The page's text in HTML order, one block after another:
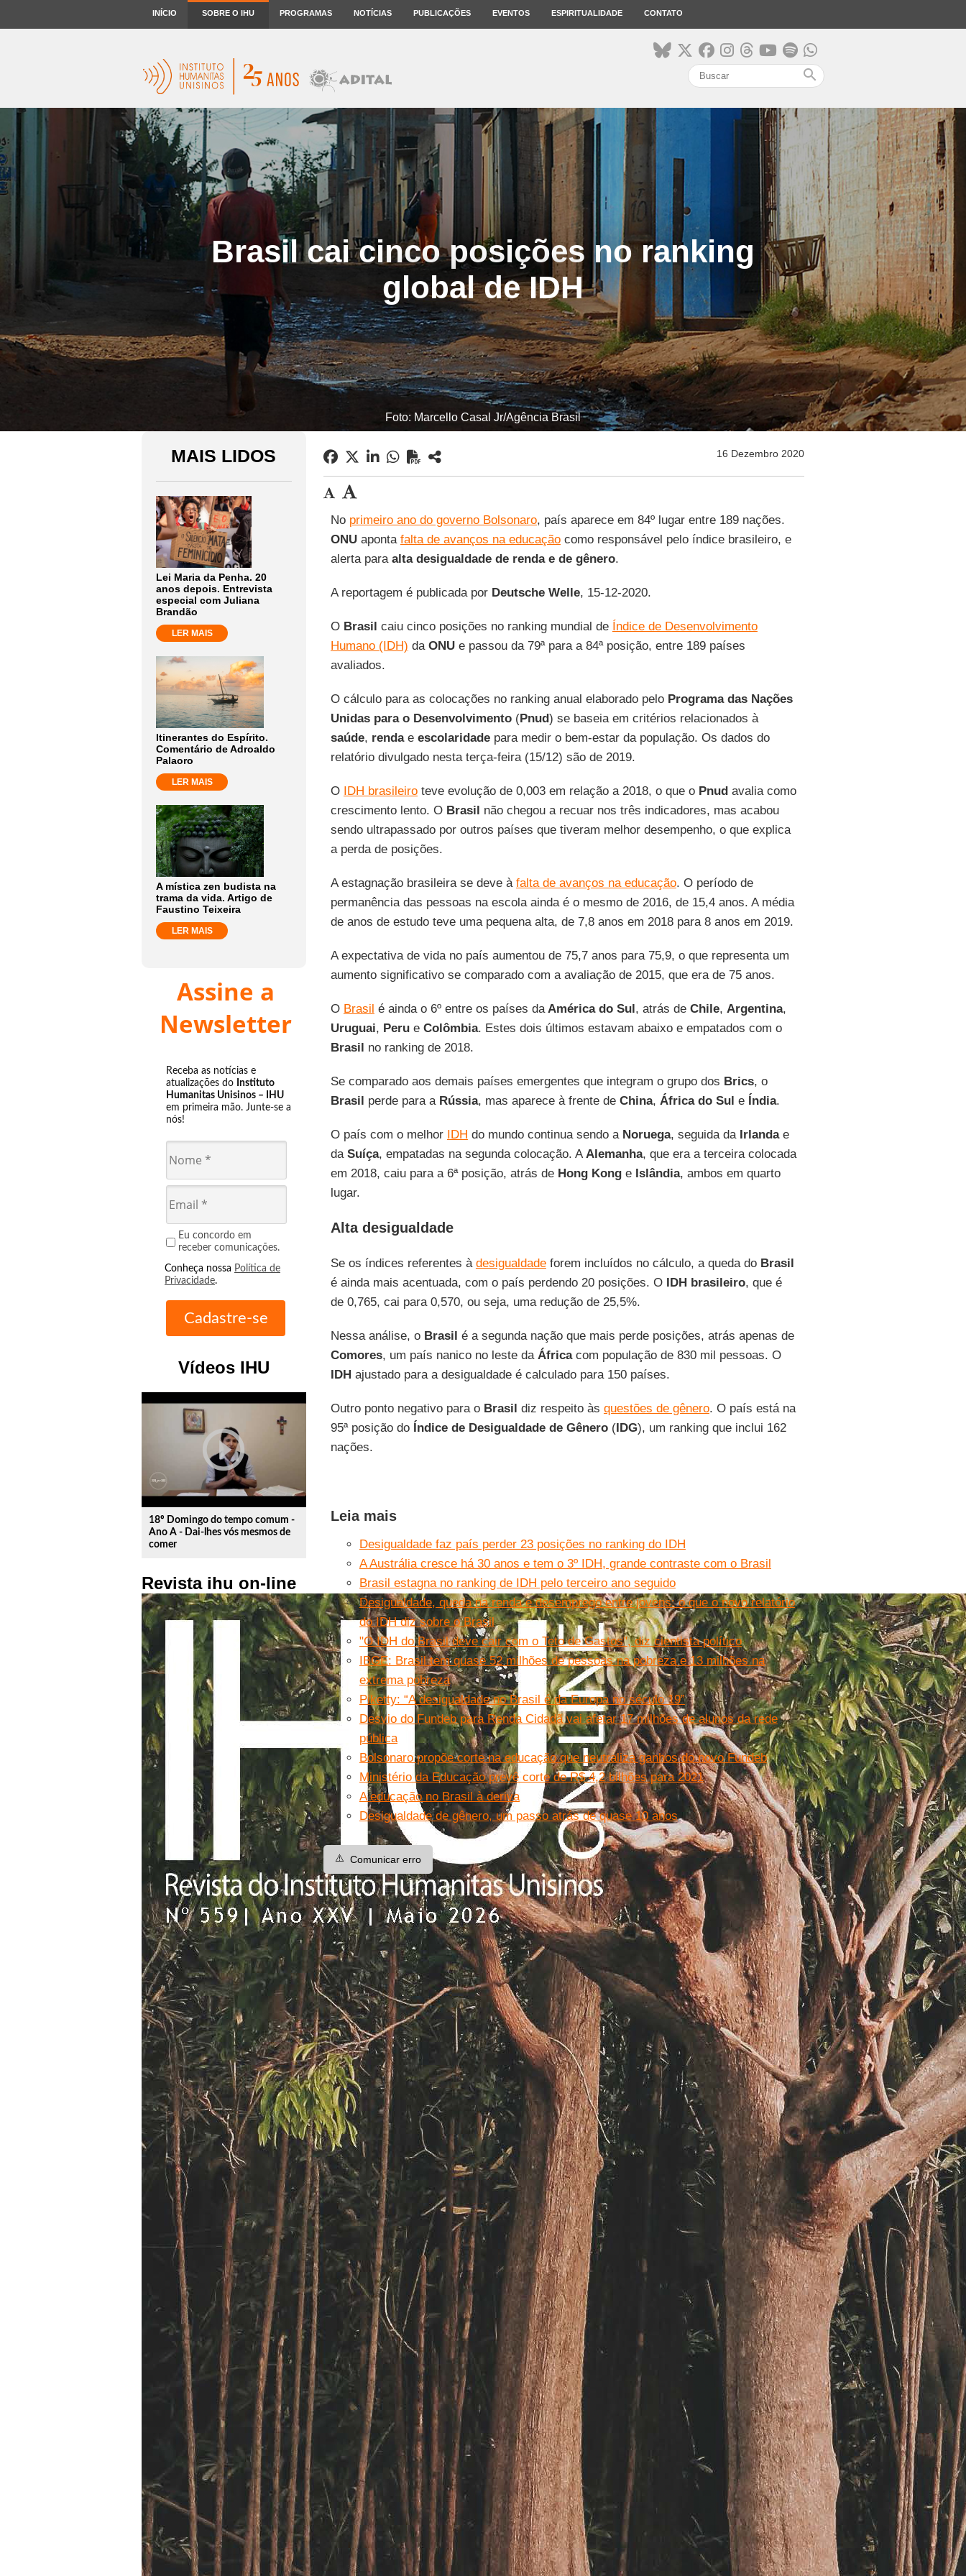
INÍCIO SOBRE O IHU PROGRAMAS NOTÍCIAS PUBLICAÇÕES EVENTOS ESPIRITUALIDADE CONTATO
search
Brasil cai cinco posições no ranking
global de IDH
Foto: Marcello Casal Jr/Agência Brasil
MAIS LIDOS
Lei Maria da Penha. 20
anos depois. Entrevista
especial com Juliana
Brandão
LER MAIS
Itinerantes do Espírito.
Comentário de Adroaldo
Palaoro
LER MAIS
A mística zen budista na
trama da vida. Artigo de
Faustino Teixeira
LER MAIS
Assine a
Newsletter
Receba as notícias e
atualizações do Instituto
Humanitas Unisinos – IHU
em primeira mão. Junte-se a
nós!
Eu concordo em
receber comunicações.
Conheça nossa Política de
Privacidade.
Vídeos IHU
play_circle_outline
18º Domingo do tempo comum -
Ano A - Dai-lhes vós mesmos de
comer
Revista ihu on-line
16 Dezembro 2020
No primeiro ano do governo Bolsonaro, país aparece em 84º lugar entre 189 nações.
ONUaponta falta de avanços na educaçãocomo responsável pelo índice brasileiro, e
alerta para alta desigualdade de renda e de gênero.
A reportagem é publicada por Deutsche Welle, 15-12-2020.
O Brasil caiu cinco posições no ranking mundial de Índice de Desenvolvimento
Humano (IDH) da ONUe passou da 79ª para a 84ª posição, entre 189 países
avaliados.
O cálculo para as colocações no ranking anual elaborado pelo Programa das Nações
Unidas para o Desenvolvimento(Pnud) se baseia em critérios relacionados à
saúde, rendae escolaridadepara medir o bem-estar da população. Os dados do
relatório divulgado nesta terça-feira (15/12) são de 2019.
O IDH brasileiroteve evolução de 0,003 em relação a 2018, o que o Pnudavalia como
crescimento lento. O Brasil não chegou a recuar nos três indicadores, mas acabou
sendo ultrapassado por outros países que tiveram melhor desempenho, o que explica
a perda de posições.
A estagnação brasileira se deve à falta de avanços na educação. O período de
permanência das pessoas na escola ainda é o mesmo de 2016, de 15,4 anos. A média
de anos de estudo teve uma pequena alta, de 7,8 anos em 2018 para 8 anos em 2019.
A expectativa de vida no país aumentou de 75,7 anos para 75,9, o que representa um
aumento significativo se comparado com a avaliação de 2015, que era de 75 anos.
O Brasil é ainda o 6º entre os países daAmérica do Sul, atrás de Chile, Argentina,
Uruguai, Perue Colômbia. Estes dois últimos estavam abaixo e empatados com o
Brasil no ranking de 2018.
Se comparado aos demais países emergentes que integram o grupo dos Brics, o
Brasil perde para a Rússia, mas aparece à frente de China, África do Sul e Índia.
O país com o melhor IDH do mundo continua sendo a Noruega, seguida da Irlandae
da Suíça, empatadas na segunda colocação. AAlemanha, que era a terceira colocada
em 2018, caiu para a 6ª posição, atrás de Hong Konge Islândia, ambos em quarto
lugar.
Alta desigualdade
Se os índices referentes à desigualdadeforem incluídos no cálculo, a queda do Brasil
é ainda mais acentuada, com o país perdendo 20 posições. O IDH brasileiro, que é
de 0,765, cai para 0,570, ou seja, uma redução de 25,5%.
Nessa análise, o Brasil é a segunda nação que mais perde posições, atrás apenas de
Comores, um país nanico no leste da Áfricacom população de 830 mil pessoas. O
IDHajustado para a desigualdade é calculado para 150 países.
Outro ponto negativo para o Brasil diz respeito às questões de gênero. O país está na
95ª posição doÍndice de Desigualdade de Gênero(IDG), um ranking que inclui 162
nações.
Leia mais
Desigualdade faz país perder 23 posições no ranking do IDH
A Austrália cresce há 30 anos e tem o 3º IDH, grande contraste com o Brasil
Brasil estagna no ranking de IDH pelo terceiro ano seguido
Desigualdade, queda na renda e desemprego entre jovens: o que o novo relatório
do IDH diz sobre o Brasil
"O IDH do Brasil deve cair com o Teto de Gastos", diz cientista político
IBGE: Brasil tem quase 52 milhões de pessoas na pobreza e 13 milhões na
extrema pobreza
Piketty: “A desigualdade no Brasil é da Europa no século 19”
Desvio do Fundeb para Renda Cidadã vai afetar 17 milhões de alunos da rede
pública
Bolsonaro propõe corte na educação que neutraliza ganhos do novo Fundeb
Ministério da Educação prevê corte de R$ 4,2 bilhões para 2021
A educação no Brasil à deriva
Desigualdade de gênero, um passo atrás de quase 10 anos
⚠️ Comunicar erro